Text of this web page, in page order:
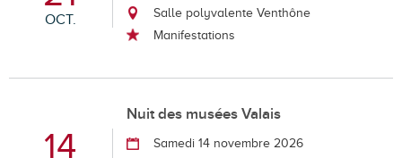
OCT.
Salle polyvalente Venthône
Manifestations
14
Nuit des musées Valais
Samedi 14 novembre 2026